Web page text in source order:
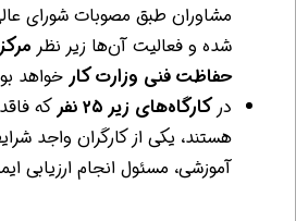
مشاوران طبق مصوبات شورای
شده و فعالیت آن‌ها زیر نظر
حفاظت فنی وزارت کار خواهد
درکارگاه‌های زیر ۲۵ نفر
که
هستند، یکی از کارگران واجد
آموزشی، مسئول انجام ارزیابی